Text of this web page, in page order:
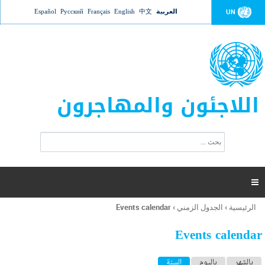
Jump to navigation UN العربية 中文
English
Français
Русский
Español
اللاجئون والمهاجرون
ت
ر
ل
ح
ب

أنت
هنا
الرئيسية › الجدول الزمني ›
Events calendar
Events calendar